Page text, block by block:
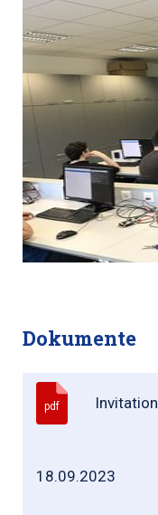
Dokumente
pdf Invitation
18.09.2023